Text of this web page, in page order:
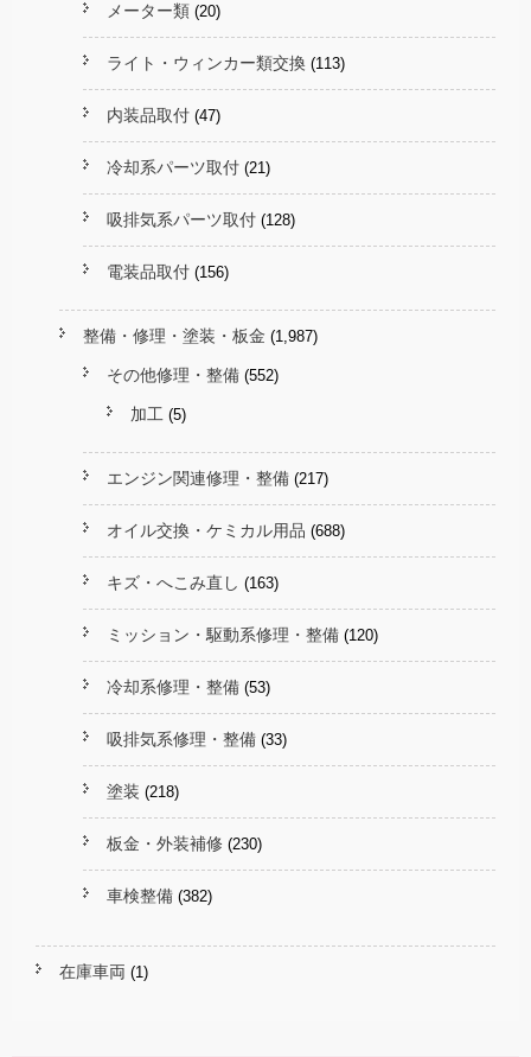
メーター類 (20)
ライト・ウィンカー類交換 (113)
内装品取付 (47)
冷却系パーツ取付 (21)
吸排気系パーツ取付 (128)
電装品取付 (156)
整備・修理・塗装・板金 (1,987)
その他修理・整備 (552)
加工 (5)
エンジン関連修理・整備 (217)
オイル交換・ケミカル用品 (688)
キズ・へこみ直し (163)
ミッション・駆動系修理・整備 (120)
冷却系修理・整備 (53)
吸排気系修理・整備 (33)
塗装 (218)
板金・外装補修 (230)
車検整備 (382)
在庫車両 (1)